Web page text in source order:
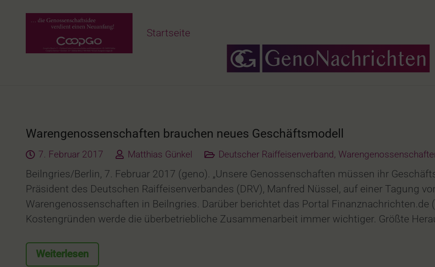
Startseite
Warengenossenschaften brauchen neues Geschäftsmodell
7. Februar 2017 Matthias Günkel Deutscher Raiffeisenverband,
Beilngries/Berlin, 7. Februar 2017 (geno). „Unsere Genossenschaften müssen ihr
Präsident des Deutschen Raiffeisenverbandes (DRV), Manfred Nüssel, auf einer Tagung
Warengenossenschaften in Beilngries. Darüber berichtet das Portal Finanznachrichten.de
Kostengründen werde die überbetriebliche Zusammenarbeit immer wichtiger. Größte
Weiterlesen